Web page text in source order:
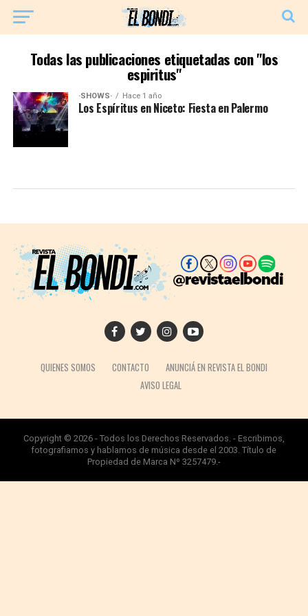
Todas las publicaciones etiquetadas con "los
espiritus"
·SHOWS· Hace 1 año
Los Espíritus en Niceto: Fiesta en Palermo
QUIENES SOMOS CONTACTO
ANUNCIÁ EN REVISTA EL BONDI
AVISO LEGAL
Copyright © 2026 - Todos los Derechos Reservados. - Escribimos,
fotografiamos y hablamos de música desde el 2003. Título de
Propiedad de Marca Nº 3257479.-